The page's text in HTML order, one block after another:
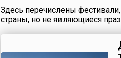
Здесь перечислены
страны, но не являющиеся